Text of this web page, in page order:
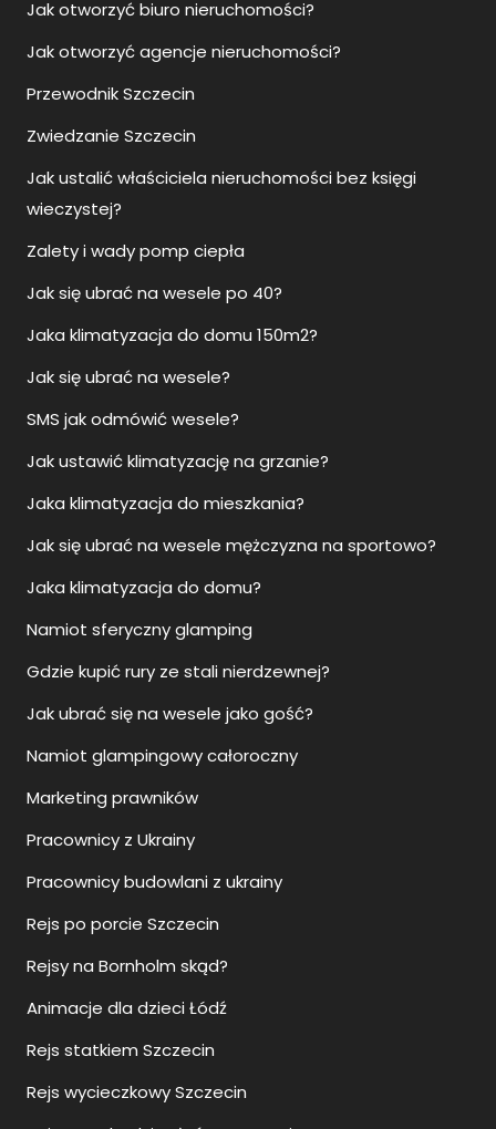
Jak otworzyć biuro nieruchomości?
Jak otworzyć agencje nieruchomości?
Przewodnik Szczecin
Zwiedzanie Szczecin
Jak ustalić właściciela nieruchomości bez księgi
wieczystej?
Zalety i wady pomp ciepła
Jak się ubrać na wesele po 40?
Jaka klimatyzacja do domu 150m2?
Jak się ubrać na wesele?
SMS jak odmówić wesele?
Jak ustawić klimatyzację na grzanie?
Jaka klimatyzacja do mieszkania?
Jak się ubrać na wesele mężczyzna na sportowo?
Jaka klimatyzacja do domu?
Namiot sferyczny glamping
Gdzie kupić rury ze stali nierdzewnej?
Jak ubrać się na wesele jako gość?
Namiot glampingowy całoroczny
Marketing prawników
Pracownicy z Ukrainy
Pracownicy budowlani z ukrainy
Rejs po porcie Szczecin
Rejsy na Bornholm skąd?
Animacje dla dzieci Łódź
Rejs statkiem Szczecin
Rejs wycieczkowy Szczecin